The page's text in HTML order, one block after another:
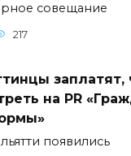
совещание
217
заплатят,
на PR
появились